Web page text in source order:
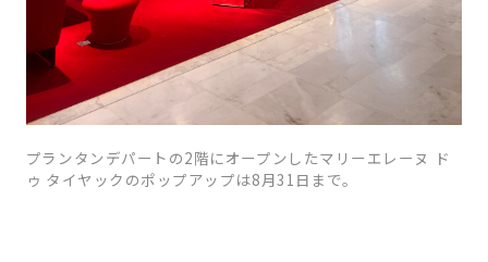
プランタンデパートの2階にオープンしたマリーエレーヌ ド
ゥ タイヤックのポップアップは8月31日まで。